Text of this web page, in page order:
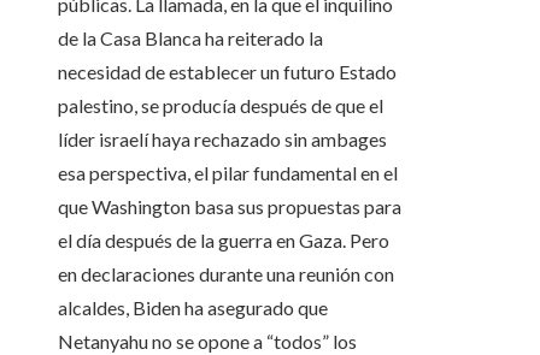
públicas. La llamada, en la que el inquilino
de la Casa Blanca ha reiterado la
necesidad de establecer un futuro Estado
palestino, se producía después de que el
líder israelí haya rechazado sin ambages
esa perspectiva, el pilar fundamental en el
que Washington basa sus propuestas para
el día después de la guerra en Gaza. Pero
en declaraciones durante una reunión con
alcaldes, Biden ha asegurado que
Netanyahu no se opone a “todos” los